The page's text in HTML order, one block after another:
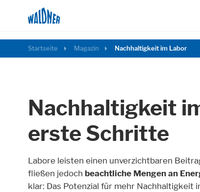
Startseite Magazin Nachhaltigkeit im Labor
Nachhaltigkeit
erste Schritte
Labore leisten einen unverzichtbaren
fließen jedoch beachtliche Mengen an
klar: Das Potenzial für mehr Nachhaltigkeit